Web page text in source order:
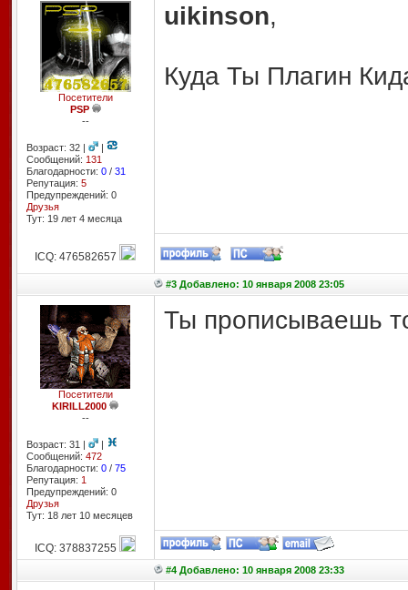
Посетители
PSP
--
Возраст: 32 |
|
Сообщений: 131
Благодарности: 0/ 31
Репутация: 5
Предупреждений: 0
Друзья
Тут: 19 лет 4 месяцa
uikinson,
Куда Ты Плагин
ICQ: 476582657
#3 Добавлено: 10 января 2008 23:05
Посетители
KIRILL2000
--
Возраст: 31 |
|
Сообщений: 472
Благодарности: 0/ 75
Репутация: 1
Предупреждений: 0
Друзья
Тут: 18 лет 10 месяцев
Ты прописываешь
ICQ: 378837255
#4 Добавлено: 10 января 2008 23:33